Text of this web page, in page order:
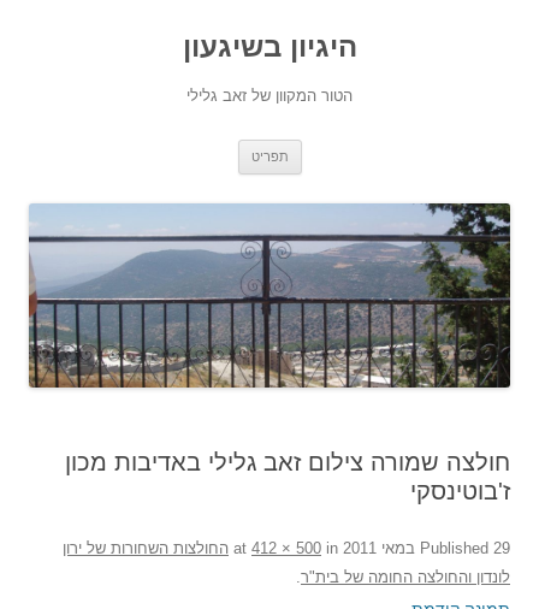
היגיון בשיגעון
הטור המקוון של זאב גלילי
תפריט
חולצה שמורה צילום זאב גלילי באדיבות מכון
ז'בוטינסקי
Published 29 במאי 2011 412 × 500 in
החולצות השחורות של ירון
לונדון והחולצה החומה של בית"ר